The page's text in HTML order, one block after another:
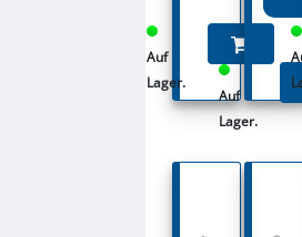
Auf
Lager.
Auf
Lager.